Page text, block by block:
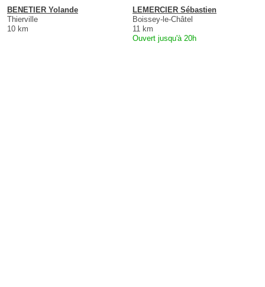
BENETIER Yolande
Thierville
10 km
LEMERCIER Sébastien
Boissey-le-Châtel
11 km
Ouvert jusqu'à 20h